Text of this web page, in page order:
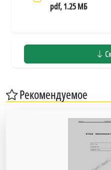
pdf, 1.25 МБ
Рекомендуемое